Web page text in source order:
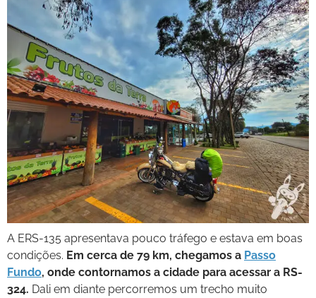
A ERS-135 apresentava pouco tráfego e estava em boas
condições. Em cerca de 79 km, chegamos a Passo
Fundo, onde contornamos a cidade para acessar a RS-
324. Dali em diante percorremos um trecho muito